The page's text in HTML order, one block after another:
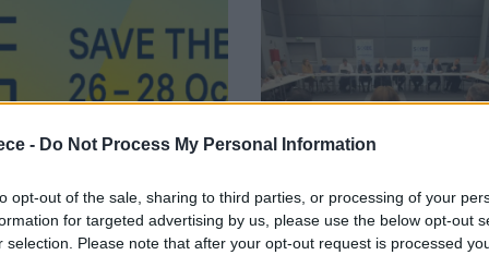
- Do Not Process My Personal Information
opt-out of the sale, sharing to third parties, or processing of your
for targeted advertising by us, please use the below opt-out
selection. Please note that after your opt-out request is processed
Κλαδικά